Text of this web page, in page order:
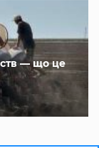
— що це